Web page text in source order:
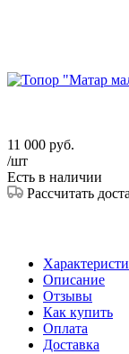
11 000 руб.
/шт
Есть в наличии
Рассчитать
Описание
Отзывы
Как купить
Оплата
Доставка